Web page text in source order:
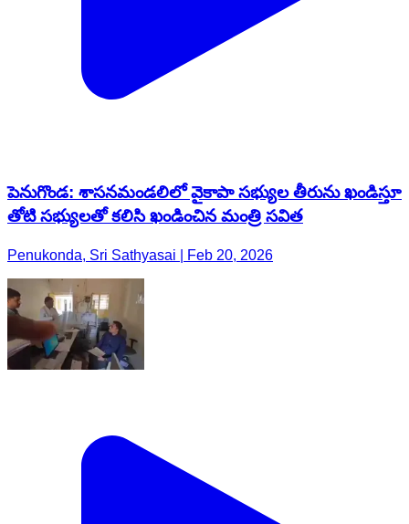
పెనుగొండ: శాసనమండలిలో వైకాపా సభ్యుల తీరును ఖండిస్తూ
తోటి సభ్యులతో కలిసి ఖండించిన మంత్రి సవిత
Penukonda, Sri Sathyasai | Feb 20, 2026